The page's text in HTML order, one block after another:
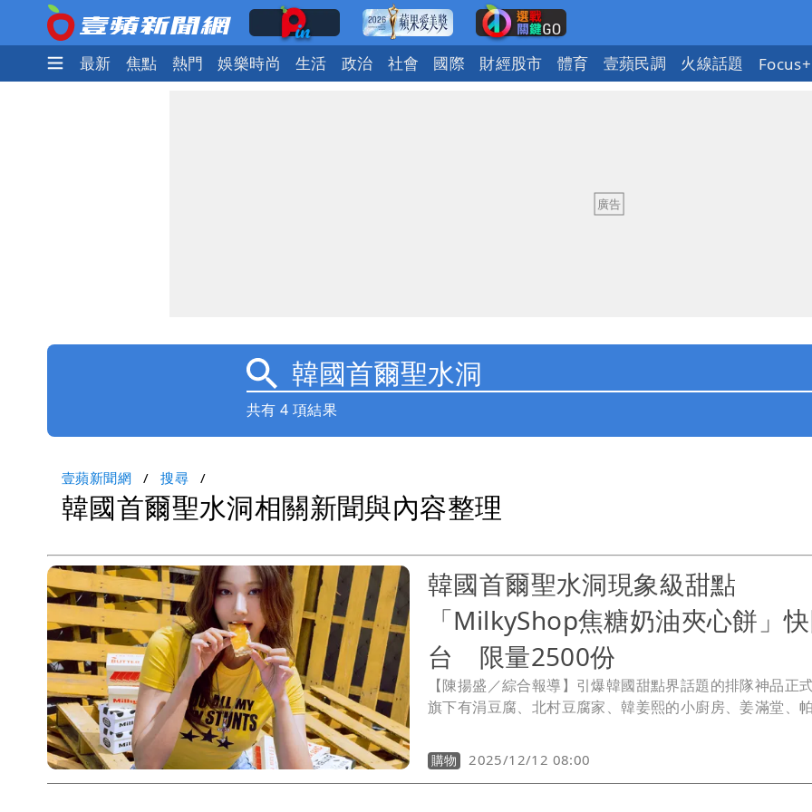
最新 焦點 熱門 娛樂時尚 生活 政治 社會 國際 財經股市 體育 壹蘋民調 火線話題 Focus+
共有 4 項結果
壹蘋新聞網 搜尋
韓國首爾聖水洞相關新聞與內容整理
韓國首爾聖水洞現象級甜點
「MilkyShop焦糖奶油夾心餅」
台 限量2500份
【陳揚盛／綜合報導】引爆韓國甜點界話題的排隊神品正
旗下有涓豆腐、北村豆腐家、韓姜熙的小廚房、姜滿堂、
引進韓國超人氣伴手禮《MilkyShop焦糖奶油夾心餅》。
餅不僅是首爾聖水洞最熱門的「現象級甜點」，更在韓國
購物 2025/12/12 08:00